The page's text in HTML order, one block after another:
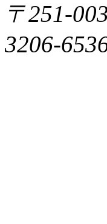
〒251-
3206-